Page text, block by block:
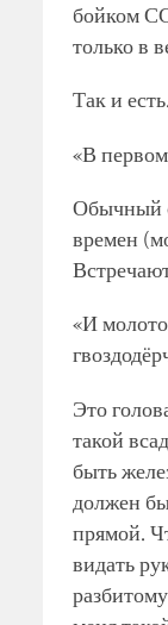
бойком
только в
Так и есть.
«В
Обычный
времен
«И
Это
такой
быть
должен
прямой.
видать